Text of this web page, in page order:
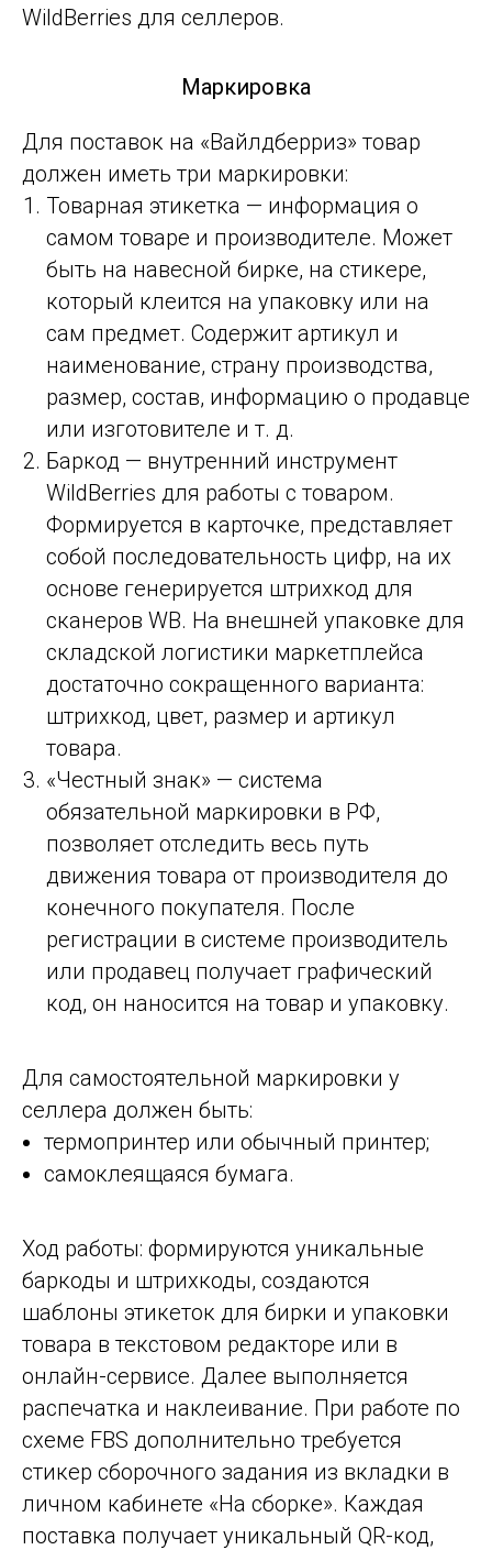
WildBerries для селлеров.
Маркировка
Для поставок на «Вайлдберриз» товар
должен иметь три маркировки:
Товарная этикетка — информация о
самом товаре и производителе. Может
быть на навесной бирке, на стикере,
который клеится на упаковку или на
сам предмет. Содержит артикул и
наименование, страну производства,
размер, состав, информацию о продавце
или изготовителе и т. д.
Баркод — внутренний инструмент
WildBerries для работы с товаром.
Формируется в карточке, представляет
собой последовательность цифр, на их
основе генерируется штрихкод для
сканеров WB. На внешней упаковке для
складской логистики маркетплейса
достаточно сокращенного варианта:
штрихкод, цвет, размер и артикул
товара.
«Честный знак» — система
обязательной маркировки в РФ,
позволяет отследить весь путь
движения товара от производителя до
конечного покупателя. После
регистрации в системе производитель
или продавец получает графический
код, он наносится на товар и упаковку.
Для самостоятельной маркировки у
селлера должен быть:
термопринтер или обычный принтер;
самоклеящаяся бумага.
Ход работы: формируются уникальные
баркоды и штрихкоды, создаются
шаблоны этикеток для бирки и упаковки
товара в текстовом редакторе или в
онлайн-сервисе. Далее выполняется
распечатка и наклеивание. При работе по
схеме FBS дополнительно требуется
стикер сборочного задания из вкладки в
личном кабинете «На сборке». Каждая
поставка получает уникальный QR-код,